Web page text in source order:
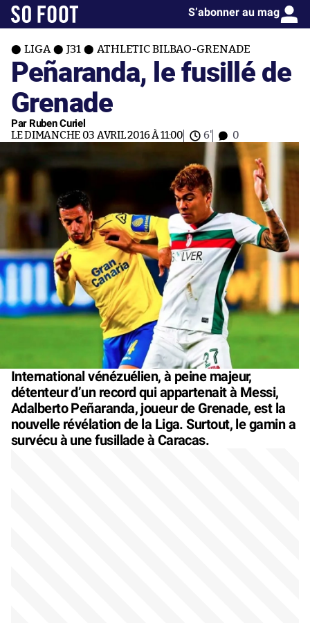
S’abonner au mag
LIGA J31 ATHLETIC BILBAO-GRENADE
Peñaranda, le fusillé de
Grenade
Par Ruben Curiel
LE DIMANCHE 03 AVRIL 2016 À 11:00 6' 0
International vénézuélien, à peine majeur,
détenteur d’un record qui appartenait à Messi,
Adalberto Peñaranda, joueur de Grenade, est la
nouvelle révélation de la Liga. Surtout, le gamin a
survécu à une fusillade à Caracas.